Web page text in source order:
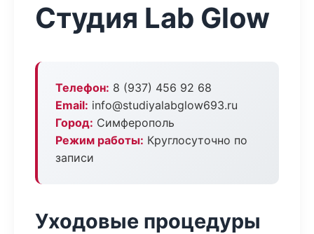
Студия Lab Glow
Телефон: 8 (937) 456 92 68
Email: info@studiyalabglow693.ru
Город: Симферополь
Режим работы: Круглосуточно по
записи
Уходовые процедуры